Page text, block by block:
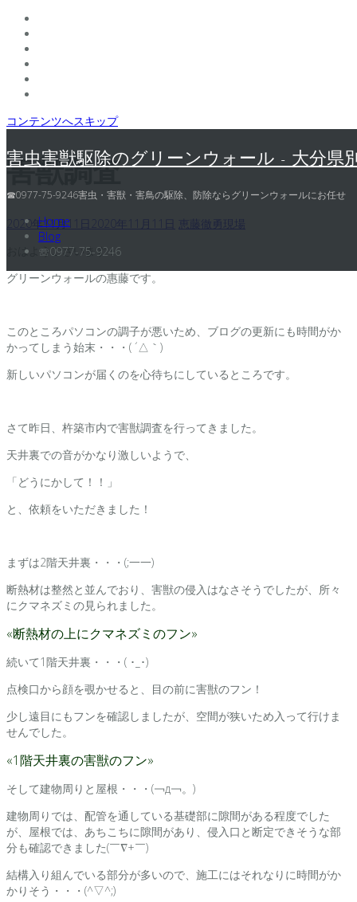
コンテンツへスキップ
害虫害獣駆除のグリーンウォール - 大分県
☎0977-75-9246害虫・害獣・害鳥の駆除、防除ならグリーンウォールにお任せ
Home
Blog
☏0977-75-9246
害獣調査
2020年11月11日 2020年11月11日 恵藤徹勇
現場
おはようございます！
グリーンウォールの惠藤です。
このところパソコンの調子が悪いため、ブログの更新にも時間がか
かってしまう始末・・・( ´△｀)
新しいパソコンが届くのを心待ちにしているところです。
さて昨日、杵築市内で害獣調査を行ってきました。
天井裏での音がかなり激しいようで、
「どうにかして！！」
と、依頼をいただきました！
まずは2階天井裏・・・(;一一)
断熱材は整然と並んでおり、害獣の侵入はなさそうでしたが、所々
にクマネズミの見られました。
«断熱材の上にクマネズミのフン»
続いて1階天井裏・・・( ･_･)
点検口から顔を覗かせると、目の前に害獣のフン！
少し遠目にもフンを確認しましたが、空間が狭いため入って行けま
せんでした。
«1階天井裏の害獣のフン»
そして建物周りと屋根・・・(￢д￢。)
建物周りでは、配管を通している基礎部に隙間がある程度でした
が、屋根では、あちこちに隙間があり、侵入口と断定できそうな部
分も確認できました(￣∇+￣)
結構入り組んでいる部分が多いので、施工にはそれなりに時間がか
かりそう・・・(^▽^;)